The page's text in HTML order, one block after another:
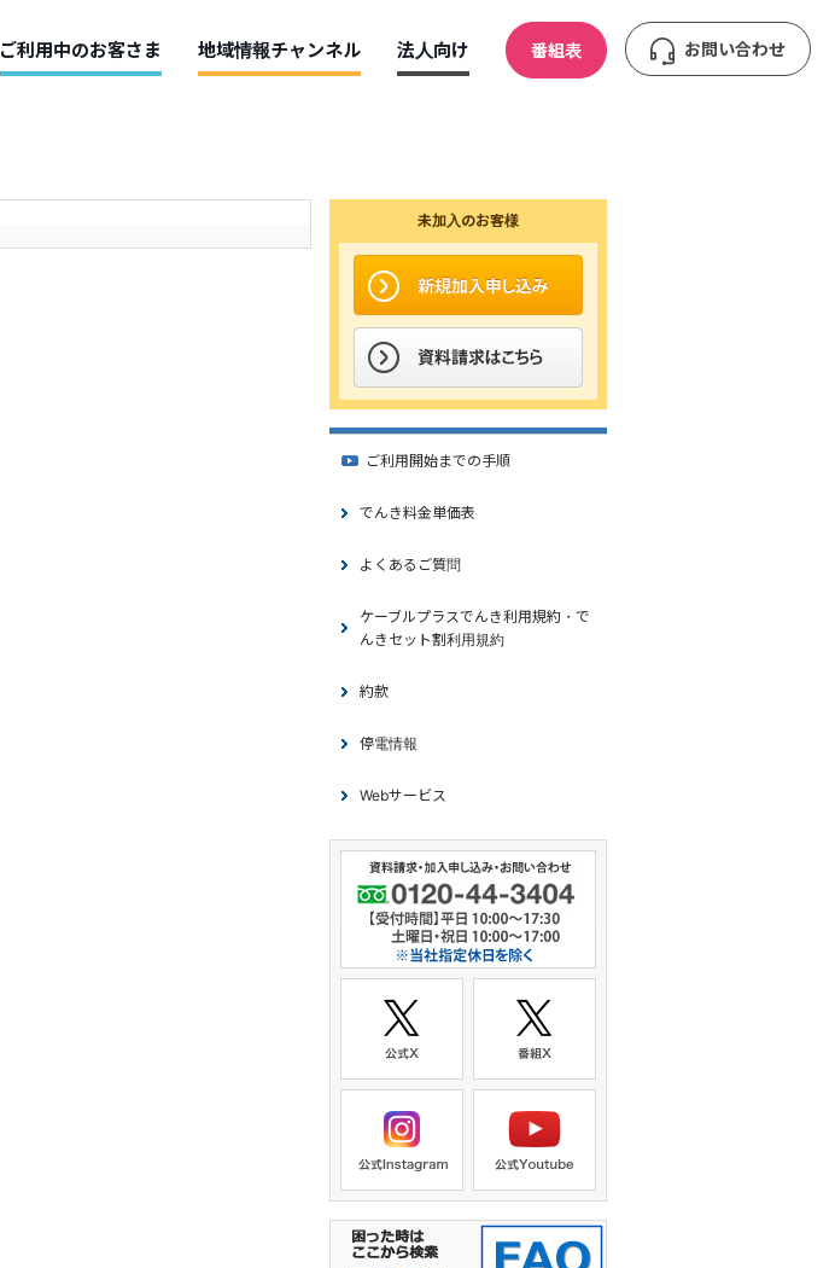
ご利用中のお客さま 地域情報チャンネル 法人向け 番組表 お問い合わせ
未加入のお客様
ご利用開始までの手順
でんき料金単価表
よくあるご質問
ケーブルプラスでんき利用規約・で
んきセット割利用規約
約款
停電情報
Webサービス